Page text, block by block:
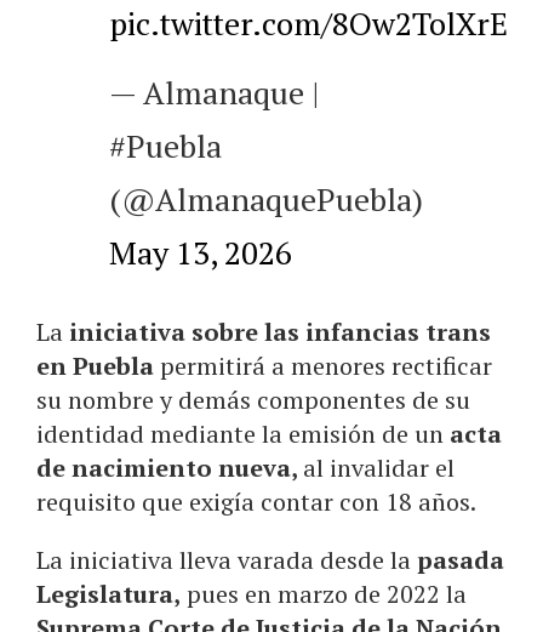
pic.twitter.com/8Ow2TolXrE
— Almanaque |
#Puebla
(@AlmanaquePuebla)
May 13, 2026
La iniciativa sobre las infancias trans
en Pueblapermitirá a menores rectificar
su nombre y demás componentes de su
identidad mediante la emisión de un acta
de nacimiento nueva, al invalidar el
requisito que exigía contar con 18 años.
La iniciativa lleva varada desde lapasada
Legislatura, pues en marzo de 2022 la